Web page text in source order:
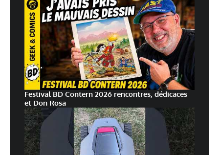
Festival BD Contern 2026 rencontres, dédicaces
et Don Rosa